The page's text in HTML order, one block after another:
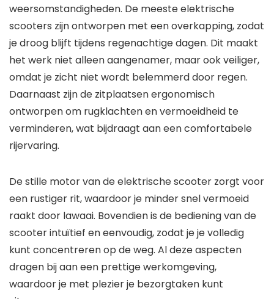
weersomstandigheden. De meeste elektrische
scooters zijn ontworpen met een overkapping, zodat
je droog blijft tijdens regenachtige dagen. Dit maakt
het werk niet alleen aangenamer, maar ook veiliger,
omdat je zicht niet wordt belemmerd door regen.
Daarnaast zijn de zitplaatsen ergonomisch
ontworpen om rugklachten en vermoeidheid te
verminderen, wat bijdraagt aan een comfortabele
rijervaring.
De stille motor van de elektrische scooter zorgt voor
een rustiger rit, waardoor je minder snel vermoeid
raakt door lawaai. Bovendien is de bediening van de
scooter intuïtief en eenvoudig, zodat je je volledig
kunt concentreren op de weg. Al deze aspecten
dragen bij aan een prettige werkomgeving,
waardoor je met plezier je bezorgtaken kunt